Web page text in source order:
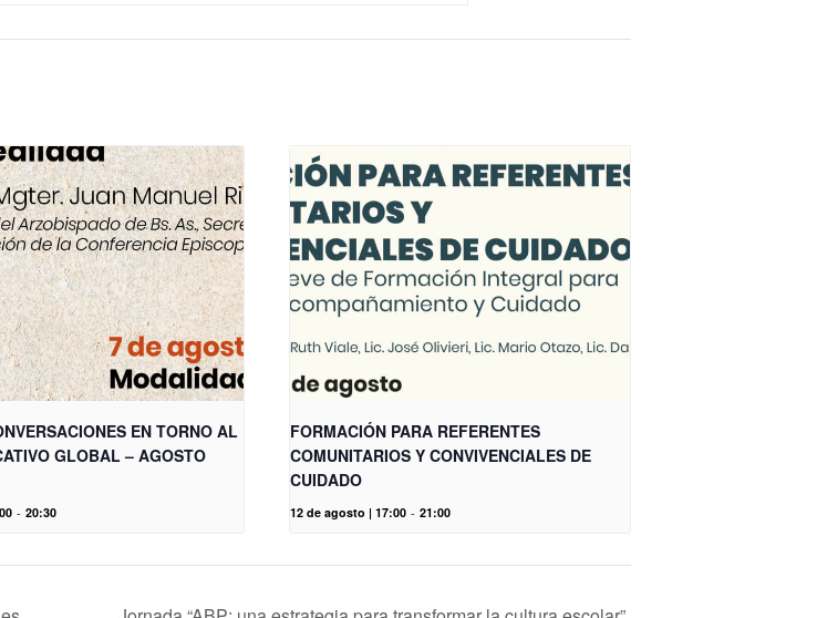
EN TORNO AL
GLOBAL – AGOSTO
- 20:30
FORMACIÓN PARA REFERENTES
COMUNITARIOS Y CONVIVENCIALES DE
CUIDADO
12 de agosto | 17:00 - 21:00